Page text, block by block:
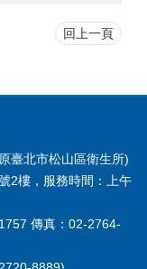
回上一頁
臺北市松山區衛生所)
2樓，服務時間：上午
傳真：02-2764-